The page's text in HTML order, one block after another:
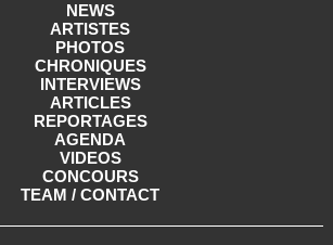
NEWS
ARTISTES
PHOTOS
CHRONIQUES
INTERVIEWS
ARTICLES
REPORTAGES
AGENDA
VIDEOS
CONCOURS
TEAM / CONTACT